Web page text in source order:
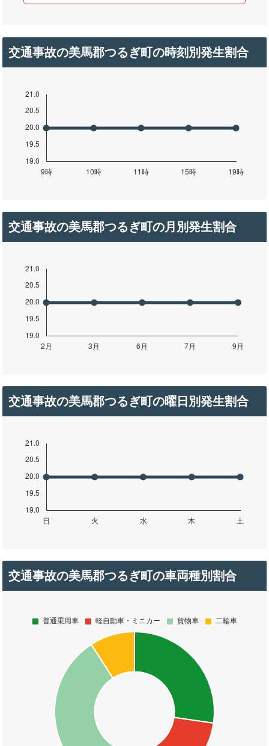
交通事故の美馬郡つるぎ町の時刻別発生割合
交通事故の美馬郡つるぎ町の月別発生割合
交通事故の美馬郡つるぎ町の曜日別発生割合
交通事故の美馬郡つるぎ町の車両種別割合